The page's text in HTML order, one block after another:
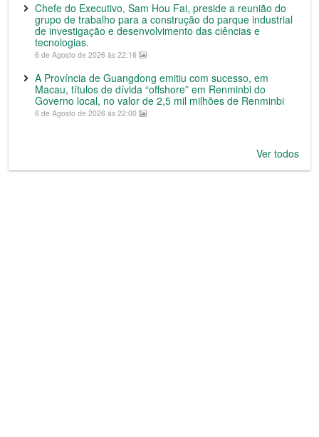
Chefe do Executivo, Sam Hou Fai, preside a reunião do
grupo de trabalho para a construção do parque industrial
de investigação e desenvolvimento das ciências e
tecnologias.
6 de Agosto de 2026 às 22:16
A Província de Guangdong emitiu com sucesso, em
Macau, títulos de dívida “offshore” em Renminbi do
Governo local, no valor de 2,5 mil milhões de Renminbi
6 de Agosto de 2026 às 22:00
Ver todos